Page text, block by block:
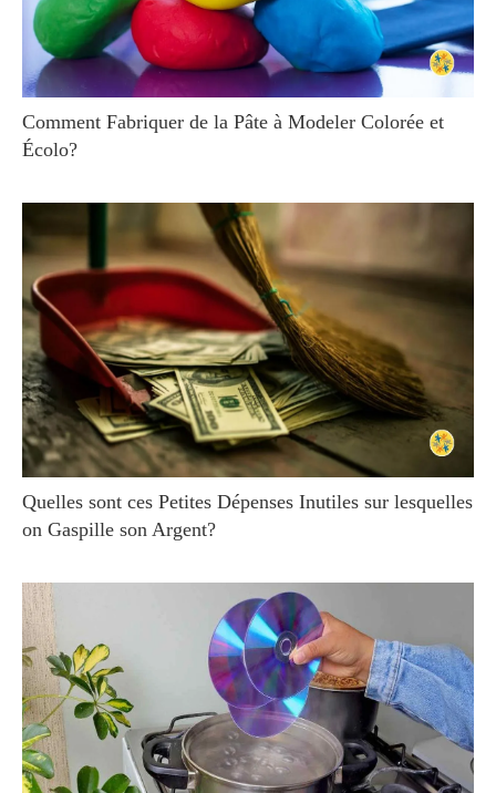
Comment Fabriquer de la Pâte à Modeler Colorée et
Écolo?
Quelles sont ces Petites Dépenses Inutiles sur lesquelles
on Gaspille son Argent?